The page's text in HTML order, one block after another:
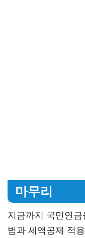
마무리
지금까지 국민연
법과 세액공제 적